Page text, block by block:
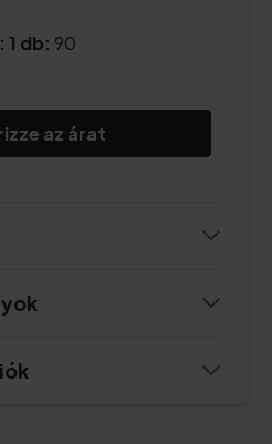
1 db: 90
az árat